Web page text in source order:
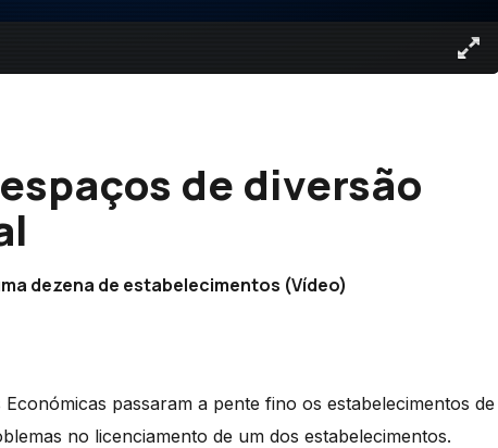
de diversão
dezena de estabelecimentos (Vídeo)
passaram a pente fino os estabelecimentos de
no licenciamento de um dos estabelecimentos.